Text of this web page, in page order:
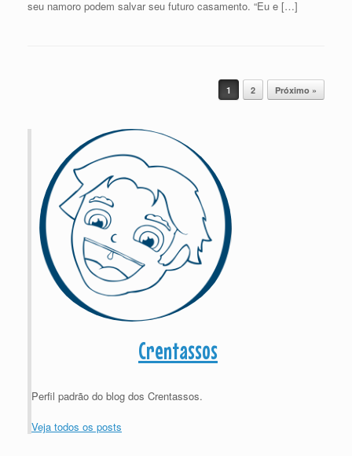
seu namoro podem salvar seu futuro casamento. “Eu e […]
1 2 Próximo »
Crentassos
Perfil padrão do blog dos Crentassos.
Veja todos os posts